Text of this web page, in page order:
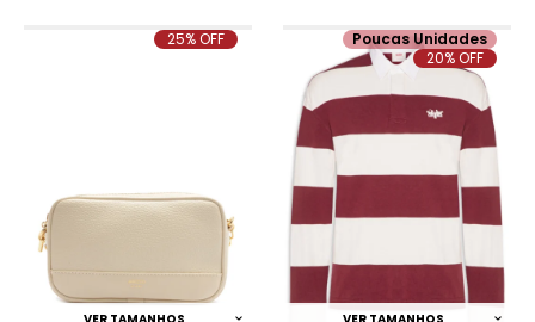
25% OFF
Poucas Unidades
20% OFF